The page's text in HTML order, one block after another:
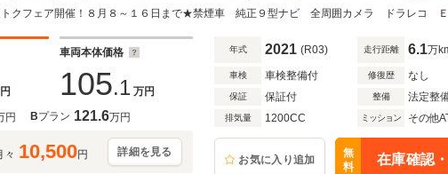
ミ エマージェンシーブレーキ コーナーセンサー
車両本体価格
105.1 万円
円 Bプラン 121.6万円
々 10,500円 詳細を見る
年式 2021 (R03) 走行距離 6.1万
車検 車検整備付 修復歴 なし
保証 保証付 整備 法定整
排気量 1200CC ミッション その他
お気に入り追加
無
料
在庫確認